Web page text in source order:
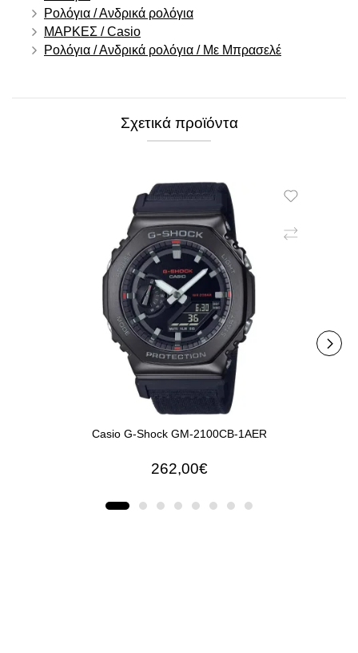
Ρολόγια / Ανδρικά ρολόγια
ΜΑΡΚΕΣ / Casio
Ρολόγια / Ανδρικά ρολόγια / Με Μπρασελέ
Σχετικά προϊόντα
Casio G-Shock GM-2100CB-1AER
262,00€